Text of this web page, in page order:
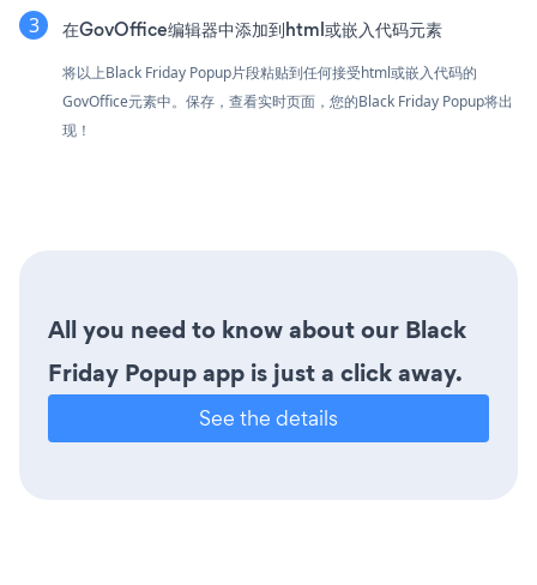
在GovOffice编辑器中添加到html或嵌入代码元素
将以上Black Friday Popup片段粘贴到任何接受html或嵌入代码的
GovOffice元素中。保存，查看实时页面，您的Black Friday Popup将出
现！
All you need to know about our Black
Friday Popup app is just a click away.
See the details